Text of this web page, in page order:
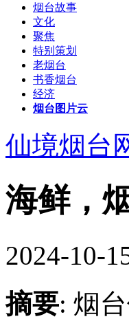
烟台故事
文化
聚焦
特别策划
老烟台
书香烟台
经济
烟台图片云
仙境烟台
海鲜，
2024-10-
摘要: 烟